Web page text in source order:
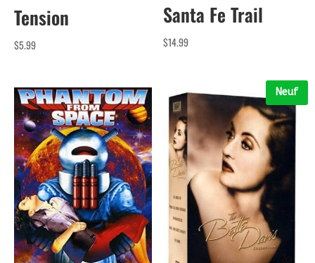
Tension
$5.99
Santa Fe Trail
$14.99
Neuf